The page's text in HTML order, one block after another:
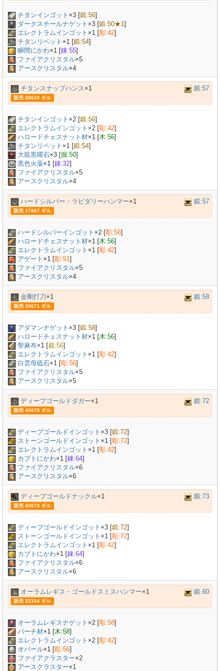
チタンインゴット ×3 [鍛:56]
ダークスチールナゲット ×3 [鍛:50★1]
エレクトラムインゴット ×1 [彫:42]
チタンリベット ×1 [鍛:54]
瞬間にかわ×1 [錬:55]
ファイアクリスタル×5
アースクリスタル×4
チタンスナップハンス×1 鍛:57
販売 28620 ギル
チタンインゴット ×2 [鍛:56]
エレクトラムインゴット ×2 [彫:42]
ハロードチェスナット材×1 [木:56]
チタンリベット ×1 [鍛:54]
大龍黒曜石×3 [掘:50]
黒色火薬×1 [錬:32]
ファイアクリスタル×5
アースクリスタル×4
ハードシルバー・ラピダリーハンマー×1 鍛:57
販売 17867 ギル
ハードシルバーインゴット ×2 [彫:56]
ハロードチェスナット材×1 [木:56]
エレクトラムインゴット ×1 [彫:42]
アゲート ×1 [彫:51]
ファイアクリスタル×5
アースクリスタル×4
金剛打刀×1 鍛:58
販売 20671 ギル
アダマンナゲット ×3 [鍛:58]
ハロードチェスナット材×1 [木:56]
聖麻布×1 [裁:56]
エレクトラムインゴット ×1 [彫:42]
白雲母砥石×1 [彫:56]
ファイアクリスタル×5
アースクリスタル×5
ディープゴールドダガー×1 鍛:72
販売 40878 ギル
ディープゴールドインゴット ×3 [鍛:72]
ストーンゴールドインゴット ×1 [彫:72]
エレクトラムインゴット ×1 [彫:42]
カブトにかわ×1 [錬:64]
ファイアクリスタル×6
アースクリスタル×6
ディープゴールドナックル×1 鍛:73
販売 40878 ギル
ディープゴールドインゴット ×3 [鍛:72]
ストーンゴールドインゴット ×1 [彫:72]
エレクトラムインゴット ×1 [彫:42]
カブトにかわ×1 [錬:64]
ファイアクリスタル×6
アースクリスタル×6
オーラムレギス・ゴールドスミスハンマー×1 鍛:60
販売 22334 ギル
オーラムレギスナゲット ×2 [彫:58]
バーチ材×1 [木:58]
エレクトラムインゴット ×2 [彫:42]
オパール×1 [彫:56]
ファイアクラスター×2
アースクラスター×1